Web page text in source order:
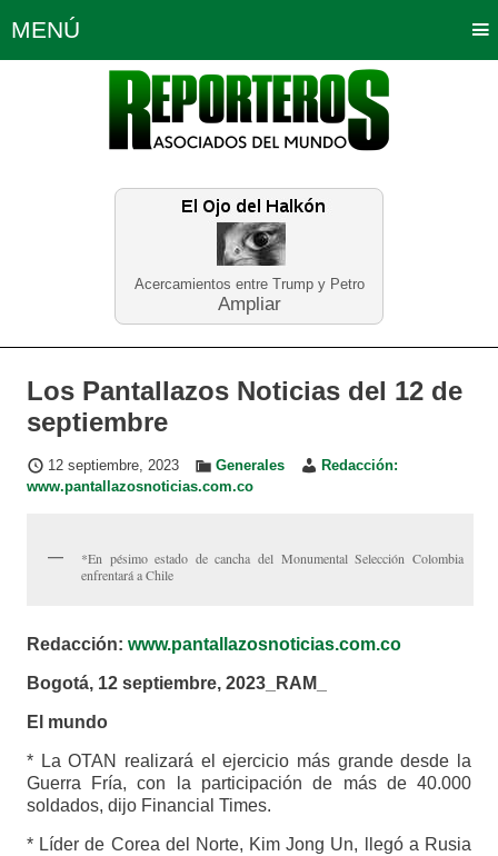
Acercamientos entre Trump y Petro
Ampliar
MENÚ
Política Opinión Bogotá
Planeta Tierra Deportes
Educación Neira
Los Pantallazos Noticias del 12 de
septiembre
12 septiembre, 2023 Generales
Redacción:
www.pantallazosnoticias.com.co
*En pésimo estado de cancha del Monumental Selección Colombia
enfrentará a Chile
Redacción: www.pantallazosnoticias.com.co
Bogotá, 12 septiembre, 2023_RAM_
El mundo
* La OTAN realizará el ejercicio más grande desde la
Guerra Fría, con la participación de más de 40.000
soldados, dijo Financial Times.
* Líder de Corea del Norte, Kim Jong Un, llegó a Rusia